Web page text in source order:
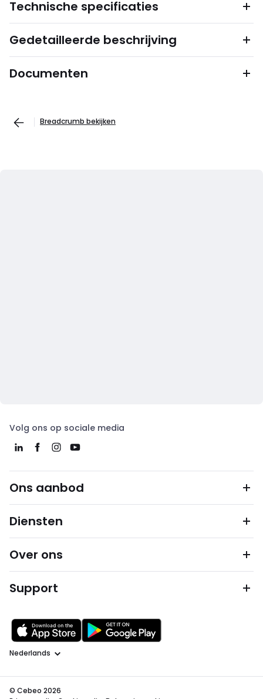
Technische specificaties
Gedetailleerde beschrijving
Documenten
Breadcrumb bekijken
Volg ons op sociale media
Ons aanbod
Diensten
Over ons
Support
Taal
© Cebeo 2026